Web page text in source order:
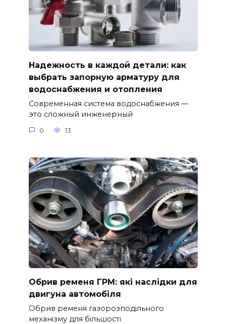
Надежность в каждой детали: как
выбрать запорную арматуру для
водоснабжения и отопления
Современная система водоснабжения —
это сложный инженерный
0 13
Обрив ременя ГРМ: які наслідки для
двигуна автомобіля
Обрив ременя газорозподільного
механізму для більшості